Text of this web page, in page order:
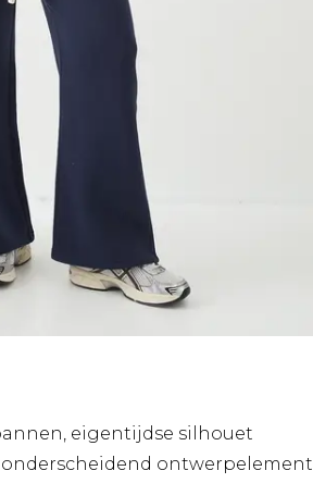
eigentijdse silhouet